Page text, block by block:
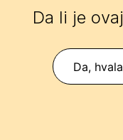
Da li je
Da,